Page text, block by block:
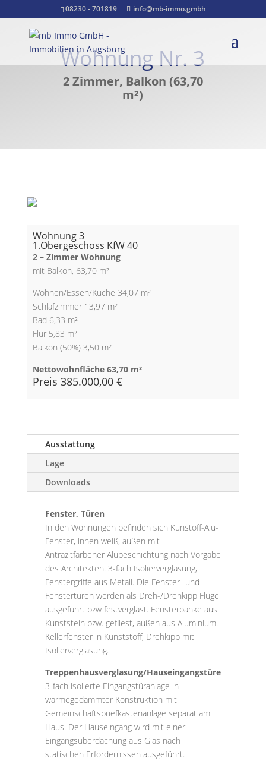
08230 - 701819 info@mb-immo.gmbh
Wohnung Nr. 3
2 Zimmer, Balkon (63,70
m²)
Wohnung 3
1.Obergeschoss KfW 40
2 – Zimmer Wohnung
mit Balkon, 63,70 m²
Wohnen/Essen/Küche 34,07 m²
Schlafzimmer 13,97 m²
Bad 6,33 m²
Flur 5,83 m²
Balkon (50%) 3,50 m²
Nettowohnfläche 63,70 m²
Preis 385.000,00 €
Ausstattung
Lage
Downloads
Fenster, Türen
In den Wohnungen befinden sich Kunstoff-Alu-
Fenster, innen weiß, außen mit
Antrazitfarbener Alubeschichtung nach Vorgabe
des Architekten. 3-fach Isolierverglasung,
Fenstergriffe aus Metall. Die Fenster- und
Fenstertüren werden als Dreh-/Drehkipp Flügel
ausgeführt bzw festverglast. Fensterbänke aus
Kunststein bzw. gefliest, außen aus Aluminium.
Kellerfenster in Kunststoff, Drehkipp mit
Isolierverglasung.
Treppenhausverglasung/Hauseingangstüre
3-fach isolierte Eingangstüranlage in
wärmegedämmter Konstruktion mit
Gemeinschaftsbriefkastenanlage separat am
Haus. Der Hauseingang wird mit einer
Eingangsüberdachung aus Glas nach
statischen Erfordernissen ausgeführt.